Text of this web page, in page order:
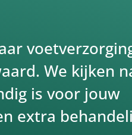
We kijken
is voor jouw
extra